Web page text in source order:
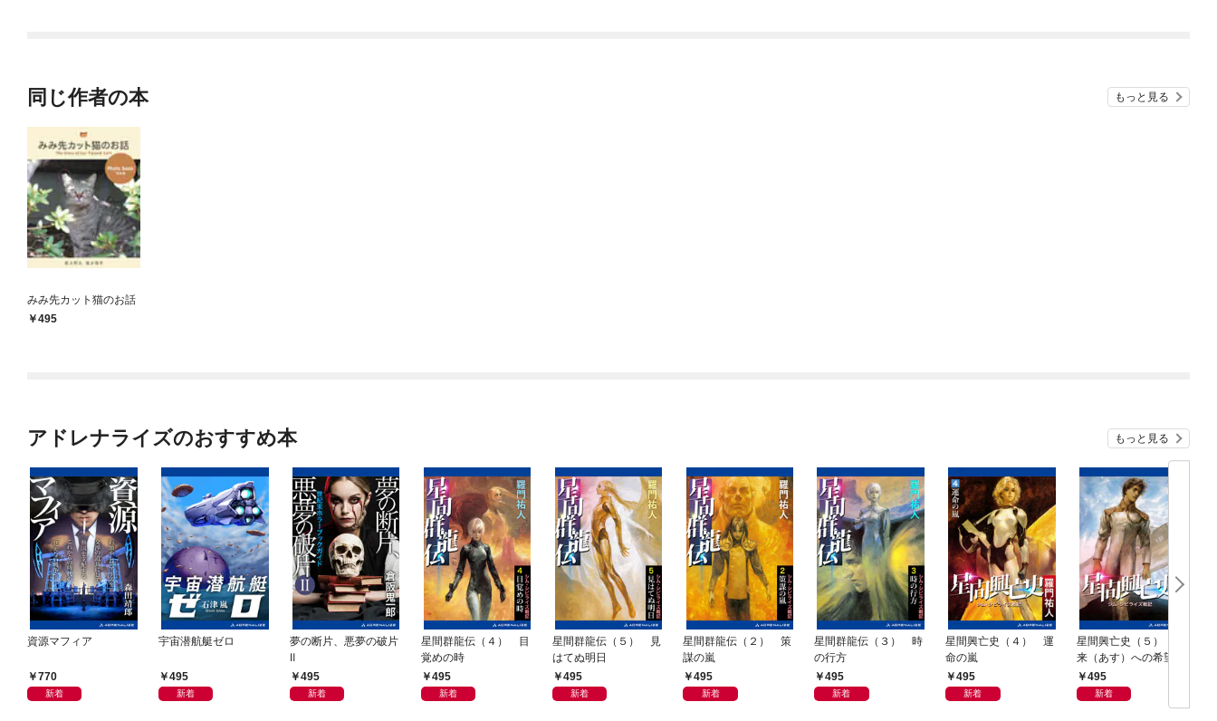
同じ作者の本 もっと見る
みみ先カット猫のお話
495
アドレナライズのおすすめ本 もっと見る
資源マフィア
770
新着
宇宙潜航艇ゼロ
495
新着
夢の断片、悪夢の破片
Ⅱ
495
新着
星間群龍伝（４） 目
覚めの時
495
新着
星間群龍伝（５） 見
はてぬ明日
495
新着
星間群龍伝（２） 策
謀の嵐
495
新着
星間群龍伝（３） 時
の行方
495
新着
星間興亡史（４） 運
命の嵐
495
新着
星間興亡史（５） 未
来（あす）への希望
495
新着